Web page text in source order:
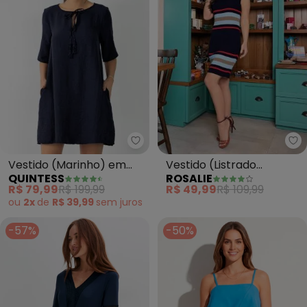
Quintess - Vestido (Marinho)
Vestido (Marinho) em
Tecido Plano com
Amarração
QUINTESS
R$ 79,99R$ 199,99
ou 2x de R$ 39,99 sem juros
Vestido (Listrado
Marinho) Tubinho em
Tricô
ROSALIE
R$ 49,99R$ 109,99
-57% -50%